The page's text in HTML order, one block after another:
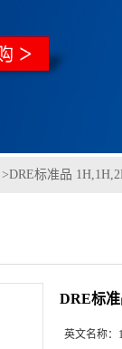
>DRE标准品
DRE标准
英文名称：